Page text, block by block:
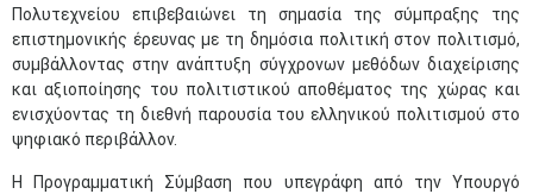
Πολυτεχνείου επιβεβαιώνει τη σημασία της σύμπραξης της
επιστημονικής έρευνας με τη δημόσια πολιτική στον πολιτισμό,
συμβάλλοντας στην ανάπτυξη σύγχρονων μεθόδων διαχείρισης
και αξιοποίησης του πολιτιστικού αποθέματος της χώρας και
ενισχύοντας τη διεθνή παρουσία του ελληνικού πολιτισμού στο
ψηφιακό περιβάλλον.
Η Προγραμματική Σύμβαση που υπεγράφη από την Υπουργό